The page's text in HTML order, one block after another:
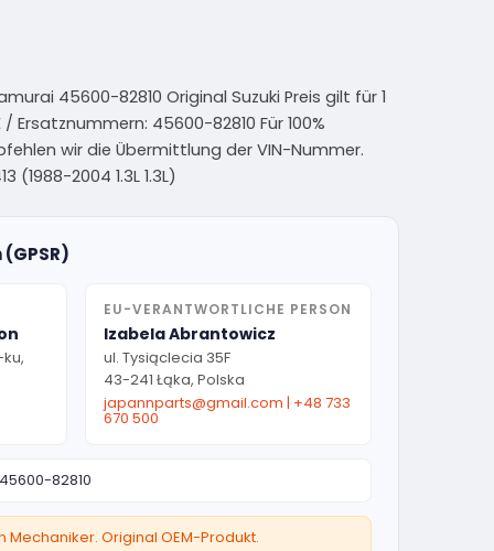
45600-82810 Original Suzuki Preis gilt für 1
Ersatznummern: 45600-82810 Für 100%
wir die Übermittlung der VIN-Nummer.
(1988-2004 1.3L 1.3L)
EU-VERANTWORTLICHE PERSON
Izabela Abrantowicz
ul. Tysiąclecia 35F
43-241 Łąka, Polska
japannparts@gmail.com | +48 733
670 500
45600-82810
Original OEM-Produkt.